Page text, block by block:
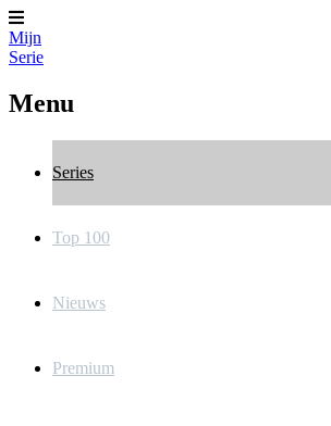
Mijn
Serie
Menu
Series
Top 100
Nieuws
Premium